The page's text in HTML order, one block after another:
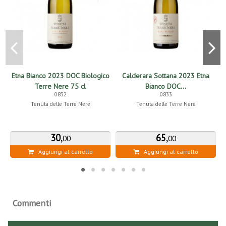
Etna Bianco 2023 DOC Biologico
Terre Nere 75 cl
0832
Tenuta delle Terre Nere
30,00
Aggiungi al carrello
Calderara Sottana 2023 Etna
Bianco DOC...
0833
Tenuta delle Terre Nere
65,00
Aggiungi al carrello
Commenti